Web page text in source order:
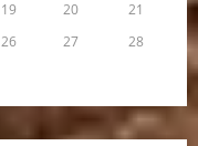
19 20
21
26 27
28